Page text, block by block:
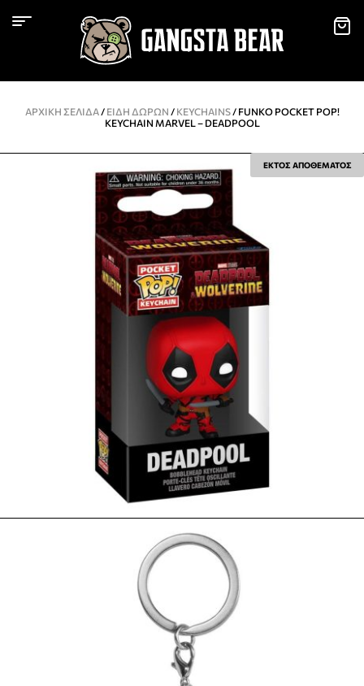
ΑΡΧΙΚΉ ΣΕΛΊΔΑ/ ΕΙΔΗ ΔΩΡΩΝ / KEYCHAINS/ FUNKO POCKET POP!
KEYCHAIN MARVEL – DEADPOOL
ΕΚΤΟΣ ΑΠΟΘΕΜΑΤΟΣ